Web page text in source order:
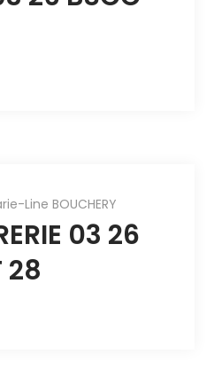
Line BOUCHERY
03 26
28